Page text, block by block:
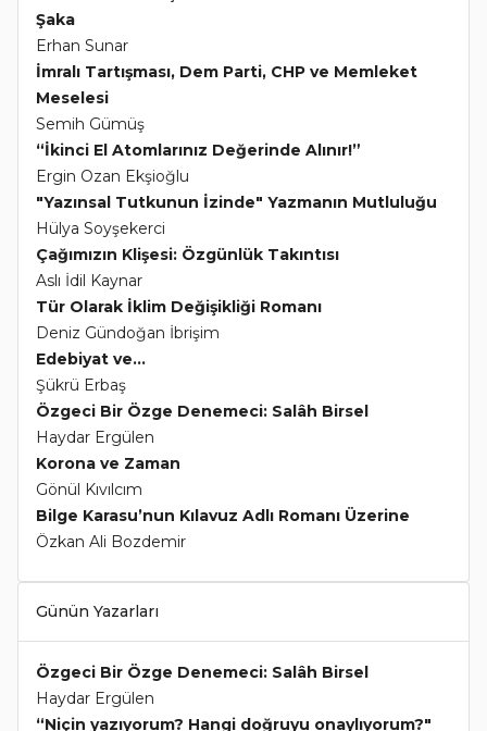
Şaka
Erhan Sunar
İmralı Tartışması, Dem Parti, CHP ve Memleket
Meselesi
Semih Gümüş
“İkinci El Atomlarınız Değerinde Alınır!”
Ergin Ozan Ekşioğlu
"Yazınsal Tutkunun İzinde" Yazmanın Mutluluğu
Hülya Soyşekerci
Çağımızın Klişesi: Özgünlük Takıntısı
Aslı İdil Kaynar
Tür Olarak İklim Değişikliği Romanı
Deniz Gündoğan İbrişim
Edebiyat ve...
Şükrü Erbaş
Özgeci Bir Özge Denemeci: Salâh Birsel
Haydar Ergülen
Korona ve Zaman
Gönül Kıvılcım
Bilge Karasu’nun Kılavuz Adlı Romanı Üzerine
Özkan Ali Bozdemir
Günün Yazarları
Özgeci Bir Özge Denemeci: Salâh Birsel
Haydar Ergülen
“Niçin yazıyorum? Hangi doğruyu onaylıyorum?"